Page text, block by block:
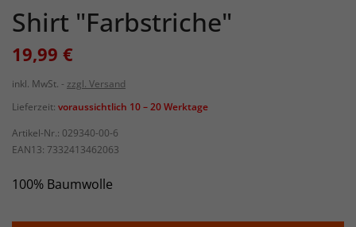
Shirt "Farbstriche"
19,99 €
inkl. MwSt.
zzgl. Versand
Lieferzeit: voraussichtlich 10 – 20 Werktage
Artikel-Nr.: 029340-00-6
EAN13: 7332413462063
100% Baumwolle